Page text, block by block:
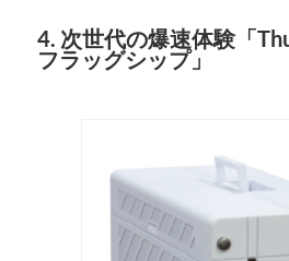
4. 次世代の爆速体験「
フラッグシップ」